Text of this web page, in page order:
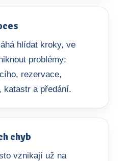
hlídat kroky, ve
problémy:
rezervace,
katastr a předání.
chyb
vznikají už na